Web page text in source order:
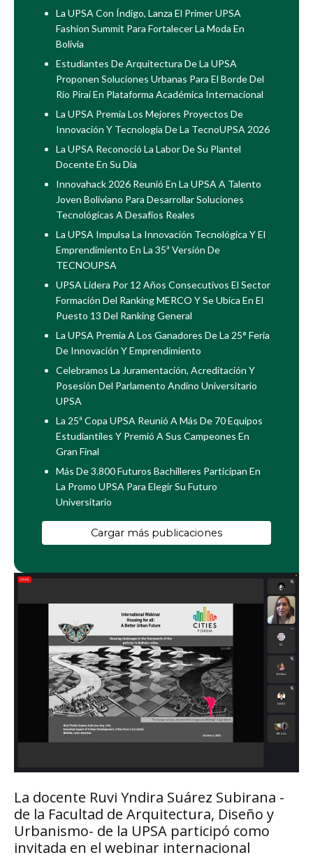
La docente Ruvi Yndira Suárez Subirana -
de la Facultad de Arquitectura, Diseño y
Urbanismo- de la UPSA participó como
invitada en el webinar internacional
La UPSA Con Índigo, Lanza El Primer UPSA
Fashion Summit Para Fortalecer La Moda En
Bolivia
Estudiantes De Arquitectura De La UPSA
Proponen Soluciones Urbanas Para El Borde Del
Río Piraí En Plataforma Académica Internacional
La UPSA Premia Los Mejores Proyectos De
Innovación Y Tecnología De La TecnoUPSA 2026
La UPSA Reconoció La Labor De Su Plantel
Docente En Su Día
Innovahack 2026 Reunió En La UPSA A Talento
Joven Boliviano Para Desarrollar Soluciones
Tecnológicas A Desafíos Reales
La UPSA Impulsa La Innovación Tecnológica Y El
Emprendimiento En La 35ª Versión De
TECNOUPSA
UPSA Lidera Por 12 Años Consecutivos El Sector
Formación Del Ranking MERCO Y Se Ubica En El
Puesto 13 Del Ranking General
La UPSA Premia A Los Ganadores De La 25° Feria
De Innovación Y Emprendimiento
Celebramos La Juramentación, Acreditación Y
Posesión Del Parlamento Andino Universitario
UPSA
La 25ª Copa UPSA Reunió A Más De 70 Equipos
Estudiantiles Y Premió A Sus Campeones En
Gran Final
Más De 3.800 Futuros Bachilleres Participan En
La Promo UPSA Para Elegir Su Futuro
Universitario
Cargar más publicaciones